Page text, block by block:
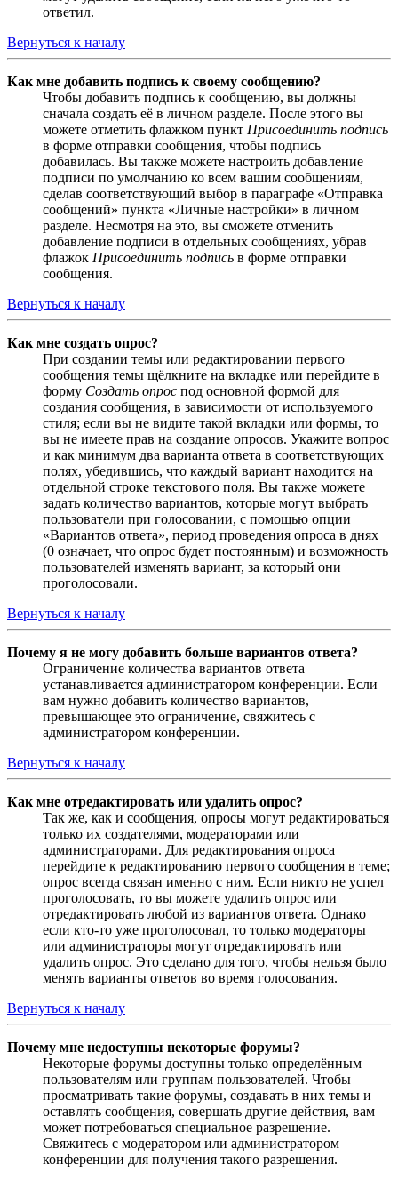
ответил.
Вернуться к началу
Как мне добавить подпись к своему сообщению?
Чтобы добавить подпись к сообщению, вы должны
сначала создать её в личном разделе. После этого вы
можете отметить флажком пункт Присоединить подпись
в форме отправки сообщения, чтобы подпись
добавилась. Вы также можете настроить добавление
подписи по умолчанию ко всем вашим сообщениям,
сделав соответствующий выбор в параграфе «Отправка
сообщений» пункта «Личные настройки» в личном
разделе. Несмотря на это, вы сможете отменить
добавление подписи в отдельных сообщениях, убрав
флажок Присоединить подпись в форме отправки
сообщения.
Вернуться к началу
Как мне создать опрос?
При создании темы или редактировании первого
сообщения темы щёлкните на вкладке или перейдите в
форму Создать опрос под основной формой для
создания сообщения, в зависимости от используемого
стиля; если вы не видите такой вкладки или формы, то
вы не имеете прав на создание опросов. Укажите вопрос
и как минимум два варианта ответа в соответствующих
полях, убедившись, что каждый вариант находится на
отдельной строке текстового поля. Вы также можете
задать количество вариантов, которые могут выбрать
пользователи при голосовании, с помощью опции
«Вариантов ответа», период проведения опроса в днях
(0 означает, что опрос будет постоянным) и возможность
пользователей изменять вариант, за который они
проголосовали.
Вернуться к началу
Почему я не могу добавить больше вариантов ответа?
Ограничение количества вариантов ответа
устанавливается администратором конференции. Если
вам нужно добавить количество вариантов,
превышающее это ограничение, свяжитесь с
администратором конференции.
Вернуться к началу
Как мне отредактировать или удалить опрос?
Так же, как и сообщения, опросы могут редактироваться
только их создателями, модераторами или
администраторами. Для редактирования опроса
перейдите к редактированию первого сообщения в теме;
опрос всегда связан именно с ним. Если никто не успел
проголосовать, то вы можете удалить опрос или
отредактировать любой из вариантов ответа. Однако
если кто-то уже проголосовал, то только модераторы
или администраторы могут отредактировать или
удалить опрос. Это сделано для того, чтобы нельзя было
менять варианты ответов во время голосования.
Вернуться к началу
Почему мне недоступны некоторые форумы?
Некоторые форумы доступны только определённым
пользователям или группам пользователей. Чтобы
просматривать такие форумы, создавать в них темы и
оставлять сообщения, совершать другие действия, вам
может потребоваться специальное разрешение.
Свяжитесь с модератором или администратором
конференции для получения такого разрешения.